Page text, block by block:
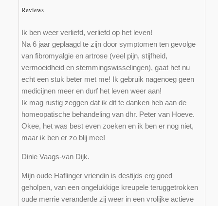
Reviews
Ik ben weer verliefd, verliefd op het leven!
Na 6 jaar geplaagd te zijn door symptomen ten gevolge
van fibromyalgie en artrose (veel pijn, stijfheid,
vermoeidheid en stemmingswisselingen), gaat het nu
echt een stuk beter met me! Ik gebruik nagenoeg geen
medicijnen meer en durf het leven weer aan!
Ik mag rustig zeggen dat ik dit te danken heb aan de
homeopatische behandeling van dhr. Peter van Hoeve.
Okee, het was best even zoeken en ik ben er nog niet,
maar ik ben er zo blij mee!
Dinie Vaags-van Dijk.
Mijn oude Haflinger vriendin is destijds erg goed
geholpen, van een ongelukkige kreupele teruggetrokken
oude merrie veranderde zij weer in een vrolijke actieve